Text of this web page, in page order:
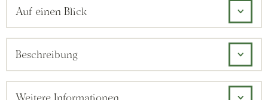
Auf einen Blick
Beschreibung
Weitere Informationen